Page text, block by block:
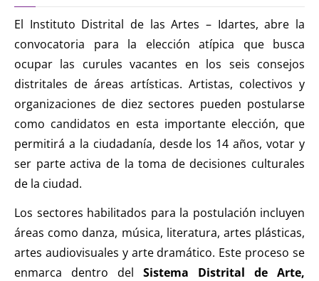
El Instituto Distrital de las Artes – Idartes, abre la
convocatoria para la elección atípica que busca
ocupar las curules vacantes en los seis consejos
distritales de áreas artísticas. Artistas, colectivos y
organizaciones de diez sectores pueden postularse
como candidatos en esta importante elección, que
permitirá a la ciudadanía, desde los 14 años, votar y
ser parte activa de la toma de decisiones culturales
de la ciudad.
Los sectores habilitados para la postulación incluyen
áreas como danza, música, literatura, artes plásticas,
artes audiovisuales y arte dramático. Este proceso se
enmarca dentro del Sistema Distrital de Arte,